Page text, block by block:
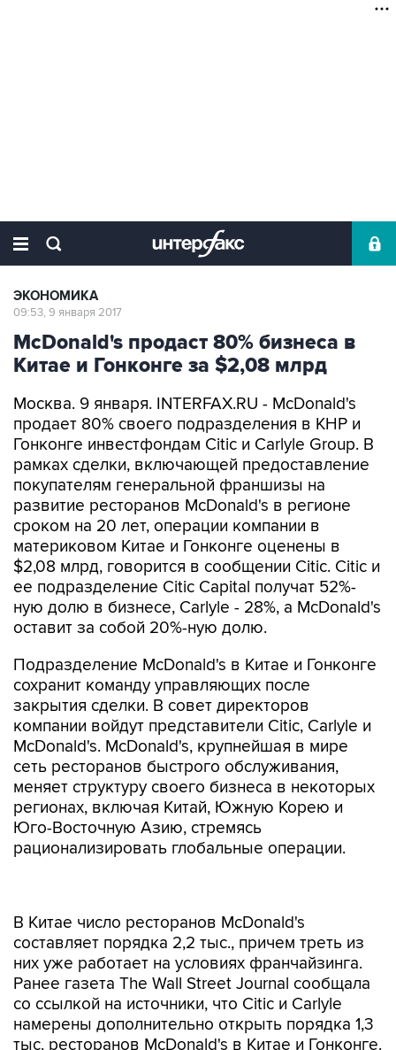
ЭКОНОМИКА
09:53, 9 января 2017
McDonald's продаст 80% бизнеса в
Китае и Гонконге за $2,08 млрд
Москва. 9 января. INTERFAX.RU - McDonald's
продает 80% своего подразделения в КНР и
Гонконге инвестфондам Citic и Carlyle Group. В
рамках сделки, включающей предоставление
покупателям генеральной франшизы на
развитие ресторанов McDonald's в регионе
сроком на 20 лет, операции компании в
материковом Китае и Гонконге оценены в
$2,08 млрд, говорится в сообщении Citic. Citic и
ее подразделение Citic Capital получат 52%-
ную долю в бизнесе, Carlyle - 28%, а McDonald's
оставит за собой 20%-ную долю.
Подразделение McDonald's в Китае и Гонконге
сохранит команду управляющих после
закрытия сделки. В совет директоров
компании войдут представители Citic, Carlyle и
McDonald's. McDonald's, крупнейшая в мире
сеть ресторанов быстрого обслуживания,
меняет структуру своего бизнеса в некоторых
регионах, включая Китай, Южную Корею и
Юго-Восточную Азию, стремясь
рационализировать глобальные операции.
них уже работает на условиях франчайзинга.
Ранее газета The Wall Street Journal сообщала
со ссылкой на источники, что Citic и Carlyle
намерены дополнительно открыть порядка 1,3
тыс. ресторанов McDonald's в Китае и Гонконге.
Они также планируют развивать операции